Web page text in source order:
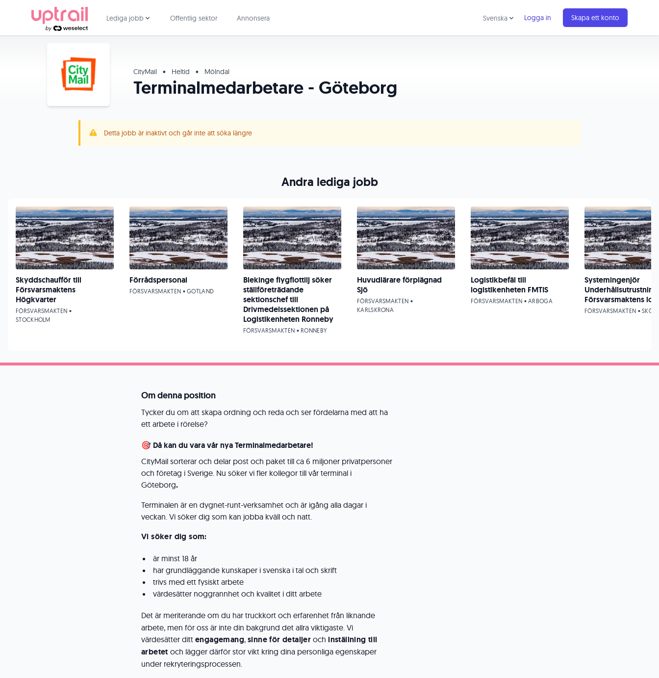
Lediga jobb Offentlig sektor Annonsera Svenska Logga in Skapa ett konto
CityMail • Heltid • Mölndal
Terminalmedarbetare - Göteborg
Detta jobb är inaktivt och går inte att söka längre
Om denna position
Tycker du om att skapa ordning och reda och ser fördelarna med att ha
ett arbete i rörelse?
🎯 Då kan du vara vår nya Terminalmedarbetare!
CityMail sorterar och delar post och paket till ca 6 miljoner privatpersoner
och företag i Sverige. Nu söker vi fler kollegor till vår terminal i
Göteborg.
Terminalen är en dygnet-runt-verksamhet och är igång alla dagar i
veckan. Vi söker dig som kan jobba kväll och natt.
Vi söker dig som:
är minst 18 år
har grundläggande kunskaper i svenska i tal och skrift
trivs med ett fysiskt arbete
värdesätter noggrannhet och kvalitet i ditt arbete
Det är meriterande om du har truckkort och erfarenhet från liknande
arbete, men för oss är inte din bakgrund det allra viktigaste. Vi
värdesätter ditt engagemang, sinne för detaljer ochinställning till
arbetetoch lägger därför stor vikt kring dina personliga egenskaper
under rekryteringsprocessen.
Andra lediga jobb
Skyddschaufför till
Försvarsmaktens
Högkvarter
FÖRSVARSMAKTEN •
STOCKHOLM
Förrådspersonal
FÖRSVARSMAKTEN • GOTLAND
Blekinge flygflottilj söker
ställföreträdande
sektionschef till
Drivmedelssektionen på
Logistikenheten Ronneby
FÖRSVARSMAKTEN • RONNEBY
Huvudlärare förplägnad
Sjö
FÖRSVARSMAKTEN •
KARLSKRONA
Logistikbefäl till
logistikenheten FMTIS
FÖRSVARSMAKTEN • ARBOGA
Systemingenjör
Försvarsmaktens
FÖRSVARSMAKTEN •